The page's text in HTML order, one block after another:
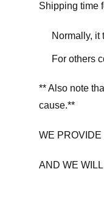
Shipping time
Normally, it
For others
** Also note
cause.**
WE
AND WE